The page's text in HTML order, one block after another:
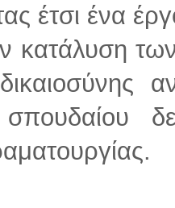
έτσι ένα
κατάλυση